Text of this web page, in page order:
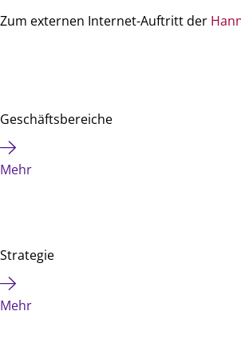
Zum externen Internet-Auftritt der
Geschäftsbereiche
Mehr
Strategie
Mehr